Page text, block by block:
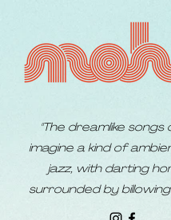
"The dreamlike songs
imagine a kind of
jazz, with darting
surrounded by